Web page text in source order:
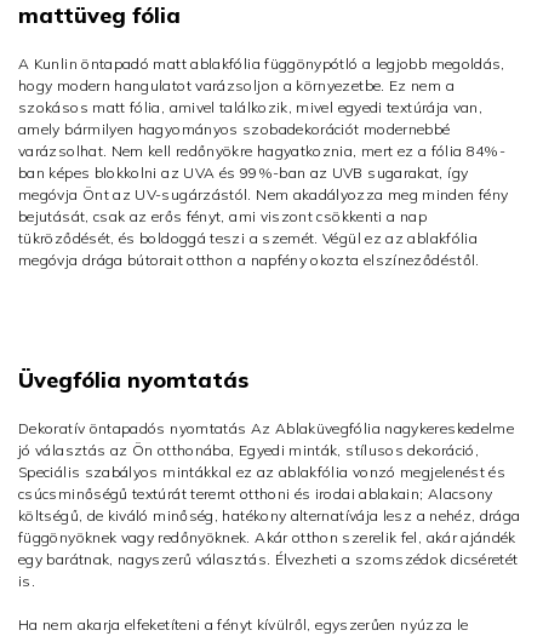
mattüveg fólia
A Kunlin öntapadó matt ablakfólia függönypótló a legjobb megoldás,
hogy modern hangulatot varázsoljon a környezetbe. Ez nem a
szokásos matt fólia, amivel találkozik, mivel egyedi textúrája van,
amely bármilyen hagyományos szobadekorációt modernebbé
varázsolhat. Nem kell redőnyökre hagyatkoznia, mert ez a fólia 84%-
ban képes blokkolni az UVA és 99%-ban az UVB sugarakat, így
megóvja Önt az UV-sugárzástól. Nem akadályozza meg minden fény
bejutását, csak az erős fényt, ami viszont csökkenti a nap
tükröződését, és boldoggá teszi a szemét. Végül ez az ablakfólia
megóvja drága bútorait otthon a napfény okozta elszíneződéstől.
Üvegfólia nyomtatás
Dekoratív öntapadós nyomtatás Az Ablaküvegfólia nagykereskedelme
jó választás az Ön otthonába, Egyedi minták, stílusos dekoráció,
Speciális szabályos mintákkal ez az ablakfólia vonzó megjelenést és
csúcsminőségű textúrát teremt otthoni és irodai ablakain; Alacsony
költségű, de kiváló minőség, hatékony alternatívája lesz a nehéz, drága
függönyöknek vagy redőnyöknek. Akár otthon szerelik fel, akár ajándék
egy barátnak, nagyszerű választás. Élvezheti a szomszédok dicséretét
is.
Ha nem akarja elfeketíteni a fényt kívülről, egyszerűen nyúzza le